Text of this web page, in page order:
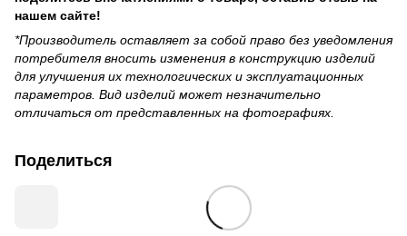
нашем сайте!
*Производитель оставляет за собой право без уведомления
потребителя вносить изменения в конструкцию изделий
для улучшения их технологических и эксплуатационных
параметров. Вид изделий может незначительно
отличаться от представленных на фотографиях.
Поделиться